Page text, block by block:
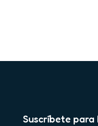
Suscríbete